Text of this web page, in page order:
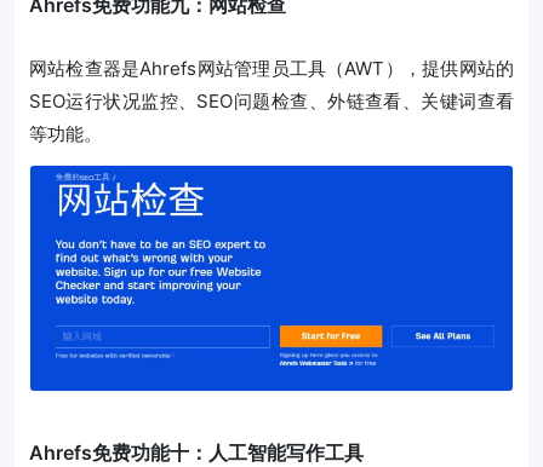
网站检查器是Ahrefs网站管理员工具（AWT），提供网站的
SEO运行状况监控、SEO问题检查、外链查看、关键词查看
等功能。
Ahrefs免费功能十：人工智能写作工具